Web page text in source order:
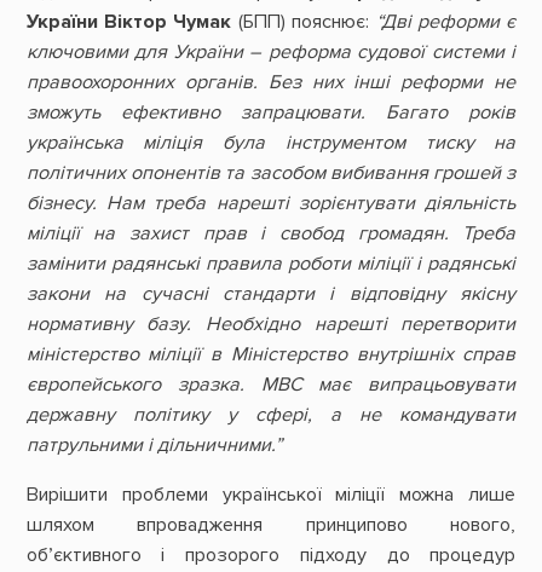
України Віктор Чумак (БПП) пояснює: “Дві реформи є
ключовими для України – реформа судової системи і
правоохоронних органів. Без них інші реформи не
зможуть ефективно запрацювати. Багато років
українська міліція була інструментом тиску на
політичних опонентів та засобом вибивання грошей з
бізнесу. Нам треба нарешті зорієнтувати діяльність
міліції на захист прав і свобод громадян. Треба
замінити радянські правила роботи міліції і радянські
закони на сучасні стандарти і відповідну якісну
нормативну базу. Необхідно нарешті перетворити
міністерство міліції в Міністерство внутрішніх справ
європейського зразка. МВС має випрацьовувати
державну політику у сфері, а не командувати
патрульними і дільничними.”
Вирішити проблеми української міліції можна лише
шляхом впровадження принципово нового,
об’єктивного і прозорого підходу до процедур